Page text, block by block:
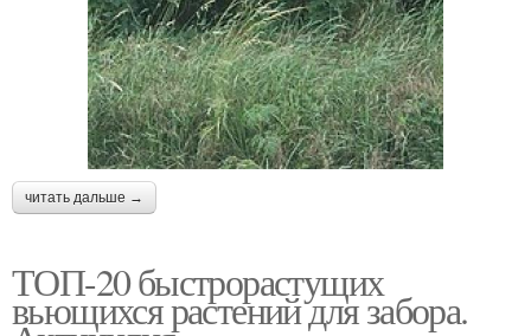
читать дальше →
ТОП-20 быстрорастущих
вьющихся растений для забора.